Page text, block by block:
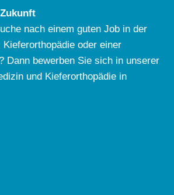
nach einem guten Job in der
oder einer
Dann bewerben Sie sich in unserer
und Kieferorthopädie in